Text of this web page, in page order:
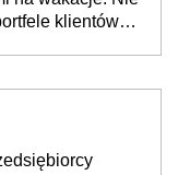
klientów